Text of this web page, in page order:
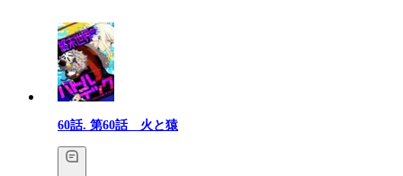
60話. 第60話 火と猿